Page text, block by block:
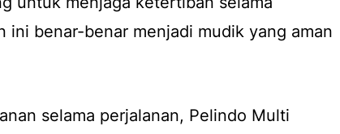
ini benar-benar menjadi mudik yang aman
selama perjalanan, Pelindo Multi